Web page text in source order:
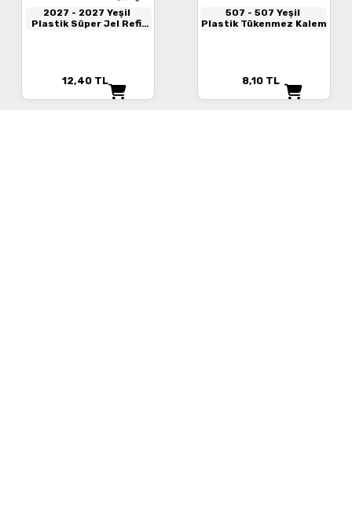
2027 - 2027 Yeşil
Plastik Süper Jel Refil
12,40 TL
507 - 507 Yeşil
Plastik Tükenmez Kalem
8,10 TL